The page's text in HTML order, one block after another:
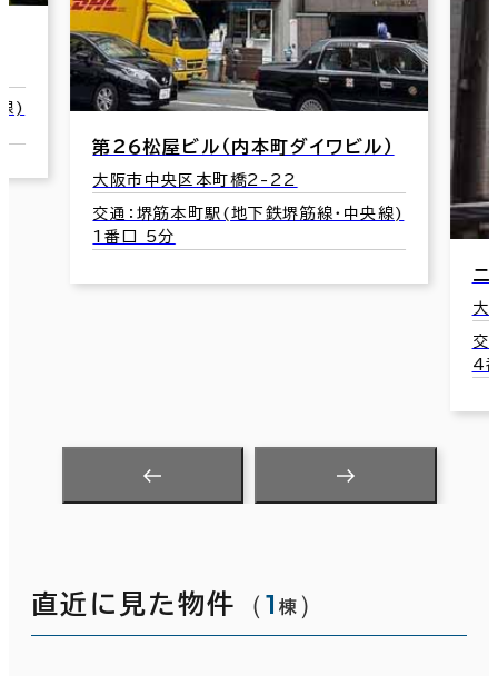
)
第２６松屋ビル（内本町ダイワビル）
大阪市中央区本町橋2-22
交通：堺筋本町駅(地下鉄堺筋線･中央線)
1番口 5分
ニ
大
交
4
直近に見た物件 （1 棟 ）